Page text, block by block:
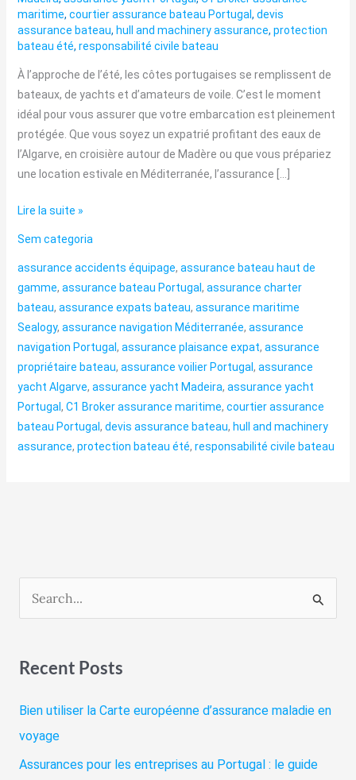
maritime, courtier assurance bateau Portugal , devis
assurance bateau, hull and machinery assurance, protection
bateau été, responsabilité civile bateau
À l’approche de l’été, les côtes portugaises se remplissent de
bateaux, de yachts et d’amateurs de voile. C’est le moment
idéal pour vous assurer que votre embarcation est pleinement
protégée. Que vous soyez un expatrié profitant des eaux de
l’Algarve, en croisière autour de Madère ou que vous prépariez
une location estivale en Méditerranée, l’assurance […]
au
Portugal
Lire la suite »
Sem categoria
assurance accidents équipage, assurance bateau haut de
gamme, assurance bateau Portugal , assurance charter
bateau, assurance expats bateau, assurance maritime
Sealogy, assurance navigation Méditerranée, assurance
navigation Portugal , assurance plaisance expat, assurance
propriétaire bateau, assurance voilier Portugal , assurance
yacht Algarve, assurance yacht Madeira, assurance yacht
Portugal , C1 Broker assurance maritime, courtier assurance
bateau Portugal , devis assurance bateau, hull and machinery
assurance, protection bateau été, responsabilité civile bateau
h
e
r
Recent Posts
Bien utiliser la Carte européenne d’assurance maladie en
voyage
Assurances pour les entreprises au Portugal : le guide